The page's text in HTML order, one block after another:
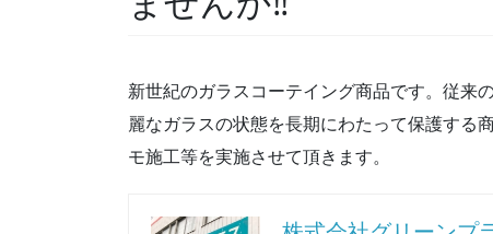
新世紀のガラスコーテイング商品です。従来
麗なガラスの状態を長期にわたって保護する
モ施工等を実施させて頂きます。